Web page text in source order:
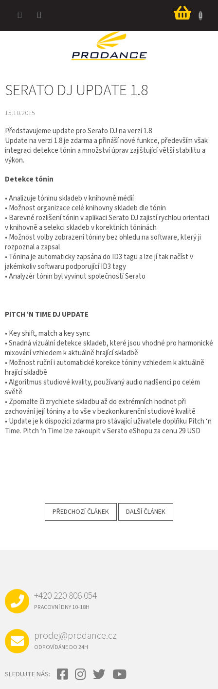
košík
SERATO DJ UPDATE 1.8
15.10.2015
Představujeme update pro Serato DJ na verzi 1.8
Update na verzi 1.8 je zdarma a přináší nové funkce, především však
integraci detekce tónin a množství úprav zajištující větší stabilitu a
výkon.
Detekce tónin
• Analizuje tóninu skladeb v knihovně médií
• Možnost organizace celé knihovny skladeb dle tónin
• Barevné rozlišení tónin v aplikaci Serato DJ zajistí rychlou orientaci
v knihovně a selekci skladeb v korektních tóninách
• Možnost volby zobrazení tóniny bez ohledu na software, který ji
rozpoznal a zapsal
• Tónina je automaticky zapsána do ID3 tagu a lze jí tak načíst v
jakémkoliv softwaru podporující ID3 tagy
• Analyzér tónin byl vyvinut společností Serato
PITCH ‘N TIME DJ UPDATE
• Key shift, match a key sync
• Snadná vizuální detekce skladeb, které jsou vhodné pro harmonické
mixování vzhledem k aktuálně hrající skladbě
• Možnost ruční i automatické korekce tóniny vzhledem k aktuálně
hrající skladbě
• Algoritmus studiové kvality, používaný audio nadšenci po celém
světě
• Zpomalte či zrychlete skladbu až do extrémních hodnot při
zachování její tóniny a to vše v bezkonkurenční studiové kvalitě
• Update je k dispozici zdarma pro stávající uživatele doplňku Pitch ‘n
Time. Pitch ‘n Time lze zakoupit v Serato eShopu za cenu 29 USD
PŘEDCHOZÍ ČLÁNEK DALŠÍ ČLÁNEK
+420 220 806 054
PRACOVNÍ DNY 10-18H
prodej@prodance.cz
ODPOVÍDÁME DO 24H
SLEDUJTE NÁS: